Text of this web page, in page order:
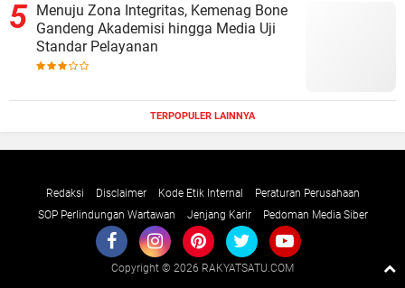
Menuju Zona Integritas, Kemenag Bone
Gandeng Akademisi hingga Media Uji
Standar Pelayanan
TERPOPULER LAINNYA
Redaksi Disclaimer Kode Etik Internal
Peraturan Perusahaan
SOP Perlindungan Wartawan
Jenjang Karir Pedoman Media Siber
Copyright © 2026 RAKYATSATU.COM